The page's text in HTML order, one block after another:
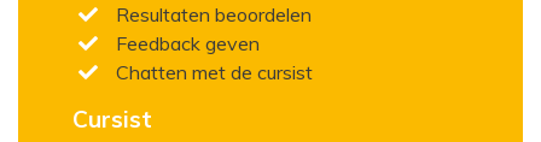
Resultaten beoordelen
Feedback geven
Chatten met de cursist
Cursist